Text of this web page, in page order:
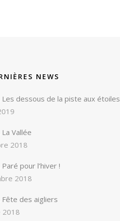
NEWS
Les dessous de la piste aux étoiles
Vallée
2018
pour l’hiver !
2018
Fête des aigliers
2018